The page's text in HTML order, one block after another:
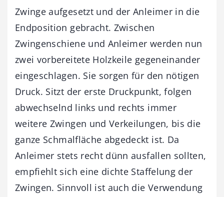
Zwinge aufgesetzt und der Anleimer in die
Endposition gebracht. Zwischen
Zwingenschiene und Anleimer werden nun
zwei vorbereitete Holzkeile gegeneinander
eingeschlagen. Sie sorgen für den nötigen
Druck. Sitzt der erste Druckpunkt, folgen
abwechselnd links und rechts immer
weitere Zwingen und Verkeilungen, bis die
ganze Schmalfläche abgedeckt ist. Da
Anleimer stets recht dünn ausfallen sollten,
empfiehlt sich eine dichte Staffelung der
Zwingen. Sinnvoll ist auch die Verwendung